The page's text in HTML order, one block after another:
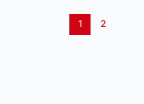
1 2